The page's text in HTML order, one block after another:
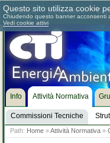
Chi siamo Dove siamo
Info Attività Normativa
Commissioni Tecniche
Path: Home »Attività Normativa »
Questo sito utilizza cookie
Chiudendo questo banner acconsenti
Vedi cookie attivi